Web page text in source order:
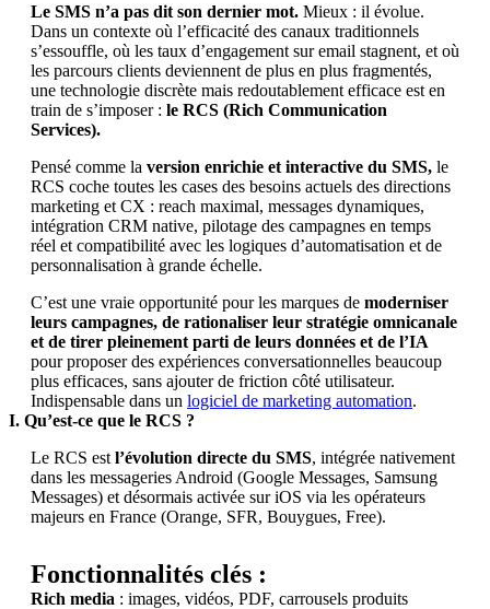
Le SMS n’a pas dit son dernier mot. Mieux : il évolue.
Dans un contexte où l’efficacité des canaux traditionnels
s’essouffle, où les taux d’engagement sur email stagnent, et où
les parcours clients deviennent de plus en plus fragmentés,
une technologie discrète mais redoutablement efficace est en
train de s’imposer : le RCS (Rich Communication
Services).
Pensé comme la version enrichie et interactive du SMS, le
RCS coche toutes les cases des besoins actuels des directions
marketing et CX : reach maximal, messages dynamiques,
intégration CRM native, pilotage des campagnes en temps
réel et compatibilité avec les logiques d’automatisation et de
personnalisation à grande échelle.
C’est une vraie opportunité pour les marques de moderniser
leurs campagnes, de rationaliser leur stratégie omnicanale
et de tirer pleinement parti de leurs données et de l’IA
pour proposer des expériences conversationnelles beaucoup
plus efficaces, sans ajouter de friction côté utilisateur.
Indispensable dans un logiciel de marketing automation.
I. Qu’est-ce que le RCS ?
Le RCS est l’évolution directe du SMS, intégrée nativement
dans les messageries Android (Google Messages, Samsung
Messages) et désormais activée sur iOS via les opérateurs
majeurs en France (Orange, SFR, Bouygues, Free).
Fonctionnalités clés :
Rich media : images, vidéos, PDF, carrousels produits